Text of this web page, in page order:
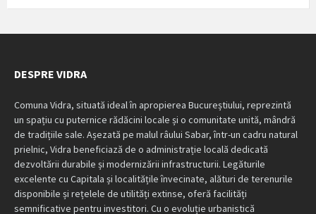
DESPRE VIDRA
Comuna Vidra, situată ideal în apropierea Bucureștiului, reprezintă
un spațiu cu puternice rădăcini locale și o comunitate unită, mândră
de tradițiile sale. Așezată pe malul râului Sabar, într-un cadru natural
prielnic, Vidra beneficiază de o administrație locală dedicată
dezvoltării durabile și modernizării infrastructurii. Legăturile
excelente cu Capitala și localitățile învecinate, alături de terenurile
disponibile și rețelele de utilități extinse, oferă facilități
semnificative pentru investitori. Cu o evoluție urbanistică